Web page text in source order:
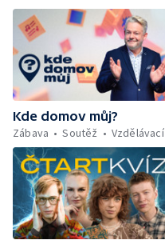
Kde domov můj?
Zábava
Soutěž Vzdělávací